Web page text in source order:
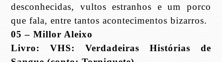
desconhecidas, vultos estranhos e um porco
que fala, entre tantos acontecimentos bizarros.
05 – Millor Aleixo
Livro: VHS: Verdadeiras Histórias de